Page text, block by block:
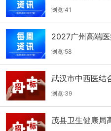
报（7.22-7.28）
浏览:41
2027广州高端
-27日）
浏览:58
武汉市中西医结
目三十三公开招
浏览:39
茂县卫生健康局